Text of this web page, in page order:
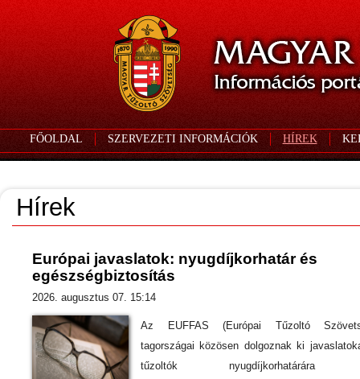
FŐOLDAL SZERVEZETI INFORMÁCIÓK HÍREK
Hírek
Európai javaslatok: nyugdíjkorhatár és
egészségbiztosítás
2026. augusztus 07. 15:14
Az EUFFAS (Európai Tűzoltó
tagországai közösen dolgoznak ki
tűzoltók nyugdíjkorhatárára